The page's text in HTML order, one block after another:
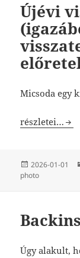
Újévi
Micsoda egy
Újévi
részletei…
Közzétéve
2026-01-01
photo
Úgy alakult,